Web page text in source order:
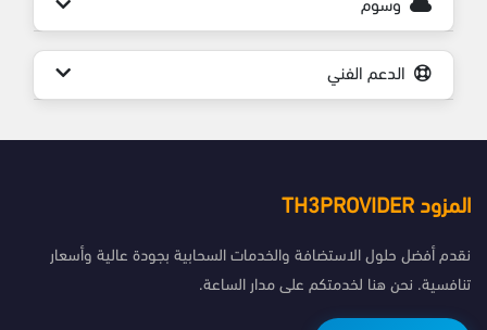
وسوم
الدعم الفني
المزود TH3PROVIDER
نقدم أفضل حلول الاستضافة والخدمات السحابية بجودة عالية وأسعار
تنافسية. نحن هنا لخدمتكم على مدار الساعة.